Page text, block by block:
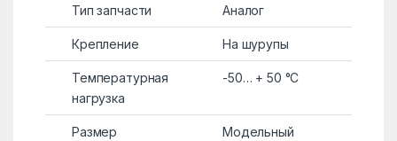
Тип запчасти Аналог
Крепление На шурупы
Температурная
нагрузка
-50… + 50 °C
Размер
Модельный